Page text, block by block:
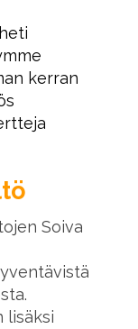
kerran
Soiva
lisäksi